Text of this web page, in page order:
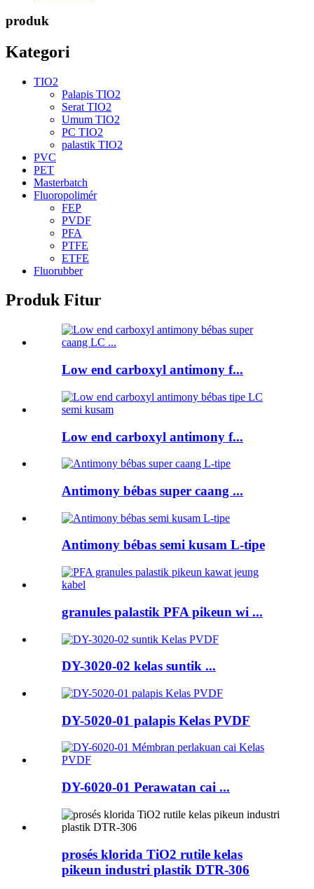
produk
Kategori
TIO2
Palapis TIO2
Serat TIO2
Umum TIO2
PC TIO2
palastik TIO2
PVC
PET
Masterbatch
Fluoropolimér
FEP
PVDF
PFA
PTFE
ETFE
Fluorubber
Produk Fitur
Low end carboxyl antimony f...
Low end carboxyl antimony f...
Antimony bébas super caang ...
Antimony bébas semi kusam L-tipe
granules palastik PFA pikeun wi ...
DY-3020-02 kelas suntik ...
DY-5020-01 palapis Kelas PVDF
DY-6020-01 Perawatan cai ...
prosés klorida TiO2 rutile kelas
pikeun industri plastik DTR-306